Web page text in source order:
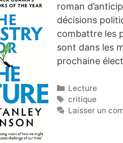
roman
décisions
combattre les
sont dans les
prochaine
Catégories
Lecture
Étiquettes
critique
Laisser un